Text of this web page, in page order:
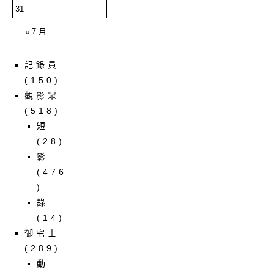
31
« 7 月
記錄員
(150)
觀影眾
(518)
短
(28)
影
(476
)
錄
(14)
御宅士
(289)
動